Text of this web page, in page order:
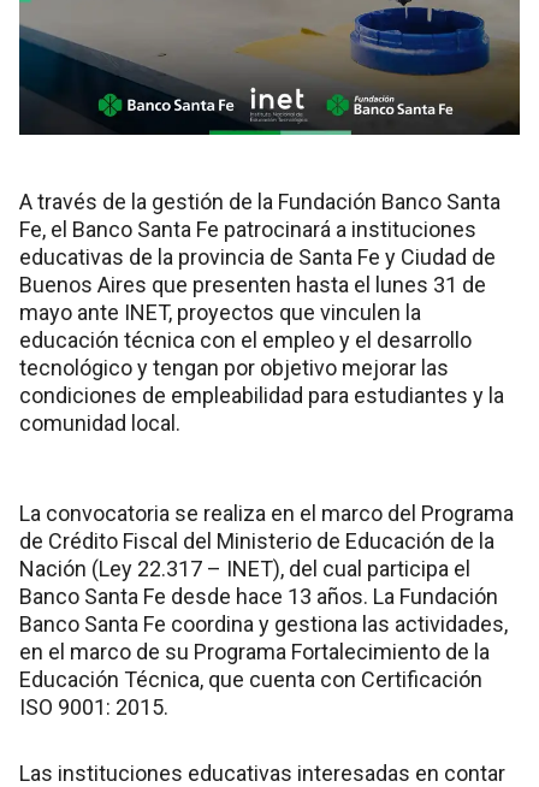
A través de la gestión de la Fundación Banco Santa
Fe, el Banco Santa Fe patrocinará a instituciones
educativas de la provincia de Santa Fe y Ciudad de
Buenos Aires que presenten hasta el lunes 31 de
mayo ante INET, proyectos que vinculen la
educación técnica con el empleo y el desarrollo
tecnológico y tengan por objetivo mejorar las
condiciones de empleabilidad para estudiantes y la
comunidad local.
La convocatoria se realiza en el marco del Programa
de Crédito Fiscal del Ministerio de Educación de la
Nación (Ley 22.317 – INET), del cual participa el
Banco Santa Fe desde hace 13 años. La Fundación
Banco Santa Fe coordina y gestiona las actividades,
en el marco de su Programa Fortalecimiento de la
Educación Técnica, que cuenta con Certificación
ISO 9001: 2015.
Las instituciones educativas interesadas en contar